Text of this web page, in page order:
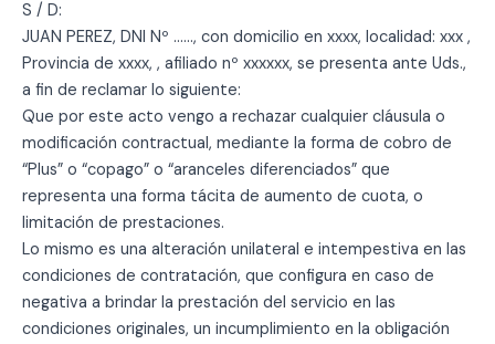
S / D:
JUAN PEREZ, DNI Nº ……, con domicilio en xxxx, localidad: xxx ,
Provincia de xxxx, , afiliado nº xxxxxx, se presenta ante Uds.,
a fin de reclamar lo siguiente:
Que por este acto vengo a rechazar cualquier cláusula o
modificación contractual, mediante la forma de cobro de
“Plus” o “copago” o “aranceles diferenciados” que
representa una forma tácita de aumento de cuota, o
limitación de prestaciones.
Lo mismo es una alteración unilateral e intempestiva en las
condiciones de contratación, que configura en caso de
negativa a brindar la prestación del servicio en las
condiciones originales, un incumplimiento en la obligación